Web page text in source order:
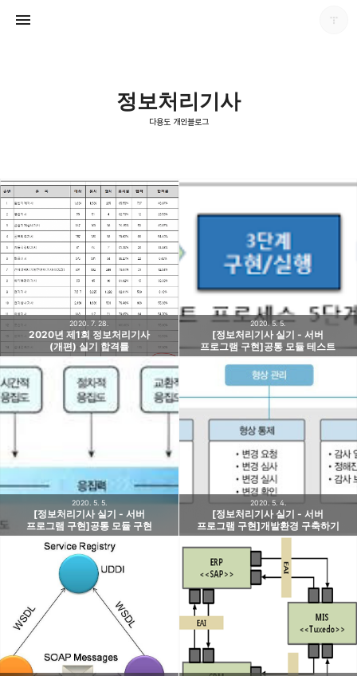
정보처리기사
다용도 개인블로그
2020년 제1회 정보처리기사
(개편) 실기 합격률
2020. 7. 28.
[정보처리기사 실기 - 서버
프로그램 구현]공통 모듈 테스트
2020. 5. 5.
[정보처리기사 실기 - 서버
프로그램 구현]공통 모듈 구현
2020. 5. 5.
[정보처리기사 실기 - 서버
프로그램 구현]개발환경 구축하기
2020. 5. 4.
다용도 개인블로그